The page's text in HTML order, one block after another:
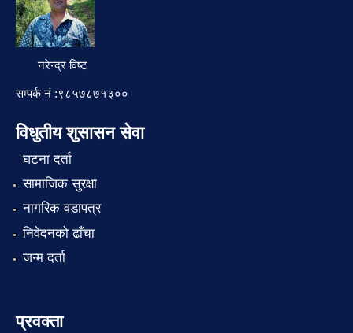
नरेन्द्र विष्ट
सम्पर्क नं :९८५७८७१३००
विधुतीय शुसासन सेवा
घटना दर्ता
सामाजिक सुरक्षा
नागरिक वडापत्र
निवेदनको ढाँचा
जन्म दर्ता
प्रवक्ता